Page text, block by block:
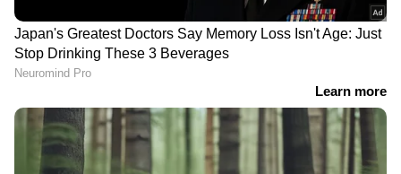
കോൺ​ഗ്രസ് നേതാക്കളുടെ പട്ടികയും
ഇതിനിടെ പുറത്തുവന്നിട്ടുണ്ട്. സണ്ണി ജോസഫ്,
കെ മുരളീധരൻ, എ പി അനിൽകുമാർ, പി സി
വിഷ്ണുനാഥ്, ബിന്ദു കൃഷ്ണ, എം ലിജു,
തിരുവഞ്ചൂർ രാധാകൃഷ്ണൻ, ചാണ്ടി ഉമ്മൻ
എന്നിവർ മന്ത്രിമാരാകുമെന്നാണ്
വ്യക്തമാകുന്നത്. ഇനിയും കുറച്ച് പേരുകള്‍